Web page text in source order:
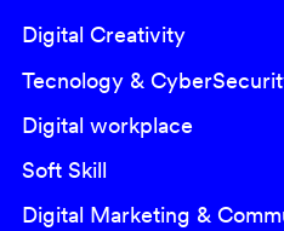
Digital Creativity
Tecnology &
Digital workplace
Soft Skill
Digital Marketing &